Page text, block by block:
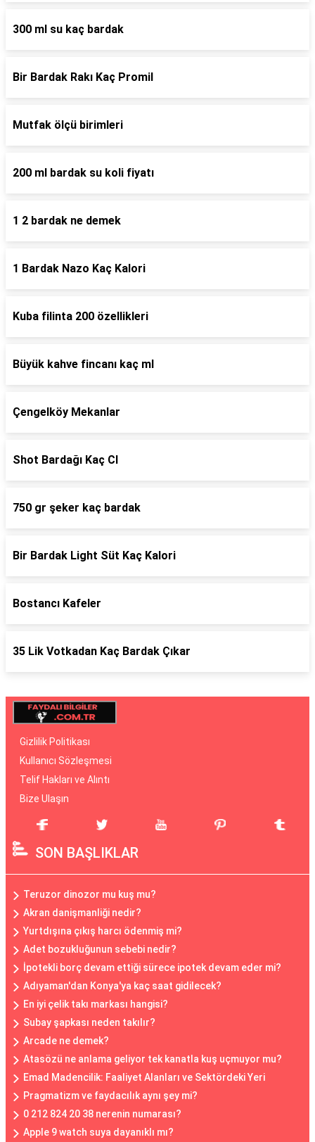
300 ml su kaç bardak
Bir Bardak Rakı Kaç Promil
Mutfak ölçü birimleri
200 ml bardak su koli fiyatı
1 2 bardak ne demek
1 Bardak Nazo Kaç Kalori
Kuba filinta 200 özellikleri
Büyük kahve fincanı kaç ml
Çengelköy Mekanlar
Shot Bardağı Kaç Cl
750 gr şeker kaç bardak
Bir Bardak Light Süt Kaç Kalori
Bostancı Kafeler
35 Lik Votkadan Kaç Bardak Çıkar
Gizlilik Politikası
Kullanıcı Sözleşmesi
Telif Hakları ve Alıntı
Bize Ulaşın
SON BAŞLIKLAR
Teruzor dinozor mu kuş mu?
Akran danişmanliği nedir?
Yurtdışına çıkış harcı ödenmiş mi?
Adet bozukluğunun sebebi nedir?
İpotekli borç devam ettiği sürece ipotek devam eder mi?
Adıyaman'dan Konya'ya kaç saat gidilecek?
En iyi çelik takı markası hangisi?
Subay şapkası neden takılır?
Arcade ne demek?
Atasözü ne anlama geliyor tek kanatla kuş uçmuyor mu?
Emad Madencilik: Faaliyet Alanları ve Sektördeki Yeri
Pragmatizm ve faydacılık aynı şey mi?
0 212 824 20 38 nerenin numarası?
Apple 9 watch suya dayanıklı mı?